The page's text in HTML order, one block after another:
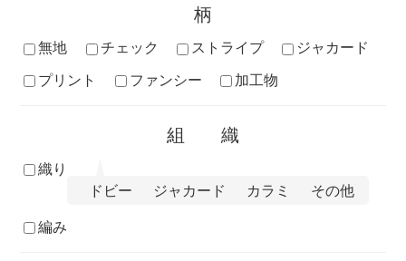
柄
無地 チェック ストライプ
ジャカード
プリント
ファンシー 加工物
組織
織り
ドビー
ジャカード カラミ その他
編み